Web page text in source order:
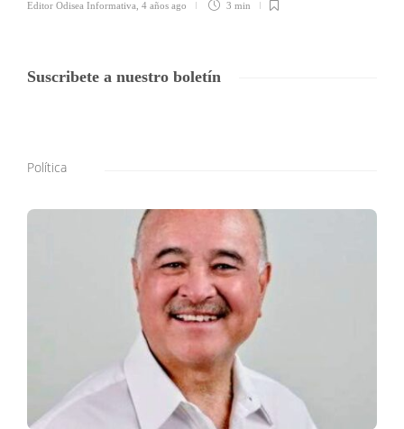
Editor Odisea Informativa 4 años ago 3 min
Suscribete a nuestro boletín
Política